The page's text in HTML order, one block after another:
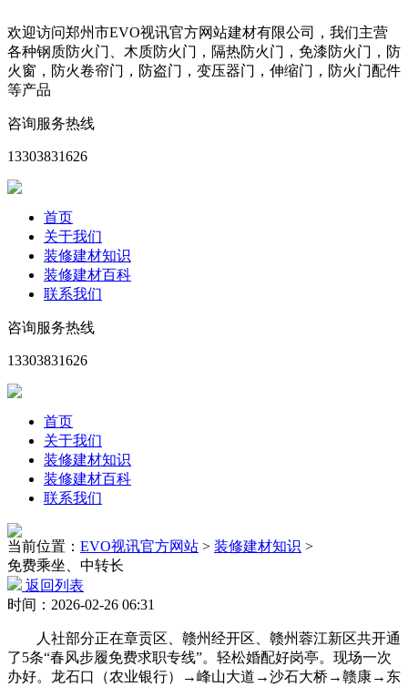
欢迎访问郑州市EVO视讯官方网站建材有限公司，我们主营
各种钢质防火门、木质防火门，隔热防火门，免漆防火门，防
火窗，防火卷帘门，防盗门，变压器门，伸缩门，防火门配件
等产品
咨询服务热线
13303831626
首页
关于我们
装修建材知识
装修建材百科
联系我们
咨询服务热线
13303831626
首页
关于我们
装修建材知识
装修建材百科
联系我们
当前位置： EVO视讯官方网站 > 装修建材知识 >
免费乘坐、中转长
返回列表
时间：2026-02-26 06:31
人社部分正在章贡区、赣州经开区、赣州蓉江新区共开通
了5条“春风步履免费求职专线”。轻松婚配好岗亭。现场一次
办好。龙石口（农业银行）→峰山大道→沙石大桥→赣康→东